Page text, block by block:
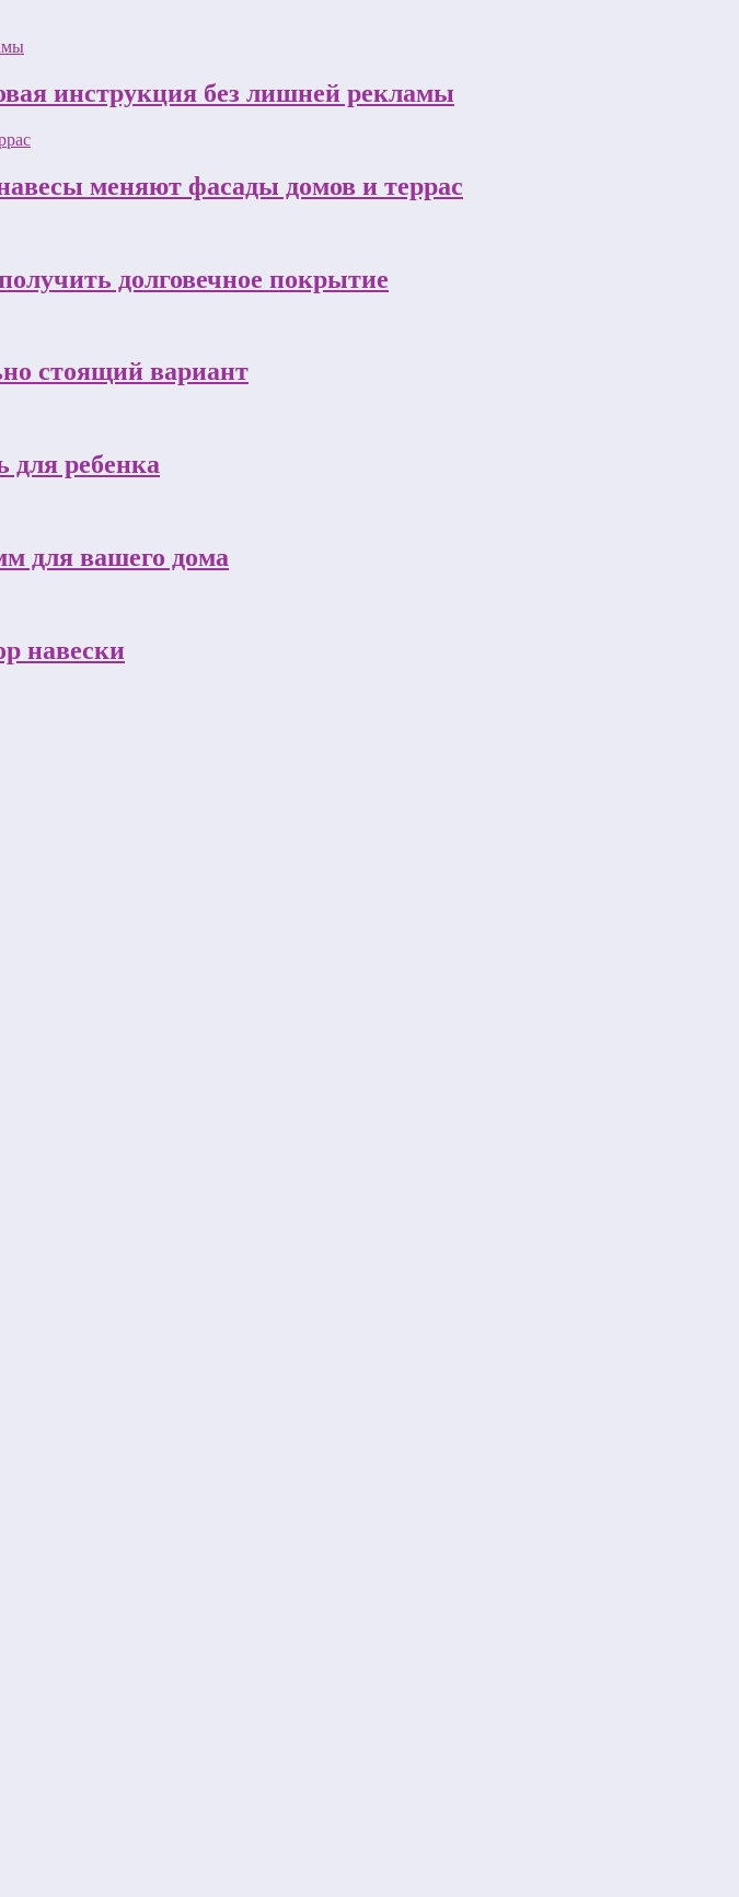
инструкция без лишней рекламы
меняют фасады домов и террас
долговечное покрытие
стоящий вариант
для ребенка
для вашего дома
навески